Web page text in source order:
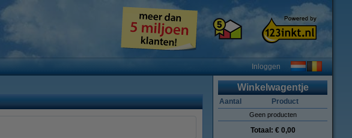
Inloggen
Winkelwagentje
Aantal Product
Geen producten
Totaal: € 0,00